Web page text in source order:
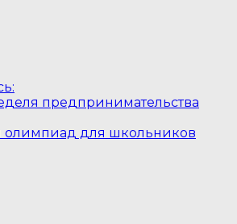
предпринимательства
олимпиад для школьников